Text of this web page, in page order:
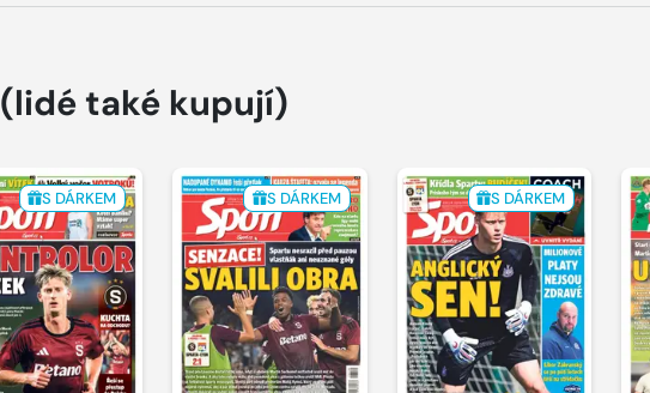
(lidé také kupují)
S DÁRKEM S DÁRKEM S DÁRKEM